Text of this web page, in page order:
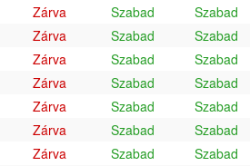
Zárva Szabad
Szabad
Zárva Szabad
Szabad
Zárva Szabad
Szabad
Zárva Szabad
Szabad
Zárva Szabad
Szabad
Zárva Szabad
Szabad
Zárva Szabad
Szabad